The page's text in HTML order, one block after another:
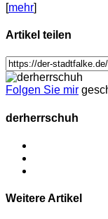
[mehr]
Artikel teilen
Folgen Sie mir
derherrschuh
Weitere Artikel